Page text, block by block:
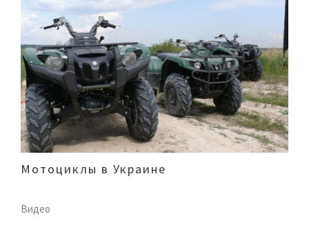
Мотоциклы в Украине
Видео